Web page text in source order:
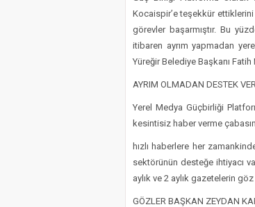
Kocaispir’e teşekkür ettiklerini
görevler başarmıştır. Bu
itibaren ayrım yapmadan
Yüreğir Belediye Başkanı
AYRIM OLMADAN DESTEK
Yerel Medya Güçbirliği
kesintisiz haber verme
hızlı haberlere her
sektörünün desteğe ihtiyacı
aylık ve 2 aylık gazetelerin
GÖZLER BAŞKAN ZEYDAN